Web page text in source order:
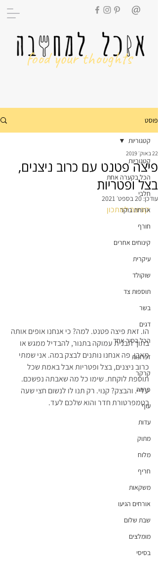
food your thoughts
פוסט
קטגוריות
הכל בקערה אחת
חלבי
ארוחת בוקר
חורף
קינוחים אחרים
עיקרית
שוקולד
תוספות צד
בשר
דגים
הכל בסיר אחד
זכרונות
קרקר
פרווה
עוף
עדות
מתוק
מלוח
חריף
משקאות
אורחים הגיעו
שבת שלום
מומלצים
בסיסי
קטגוריות
פיצה פטנט עם כרוב ניצנים,
בצל ופטריות
22 באוק׳ 2019
עודכן:20 בספט׳ 2021
קפיצה למתכון
הו. זאת פיצה פטנט. למה? כי אנחנו אופים אותה
בתוך תבנית עמוקה בתנור, להבדיל ממגש או
מאבן. פה אנחנו נותנים לבצק במה. אני שמתי
כרוב ניצנים, בצל ופטריות אבל באמת שכל
תוספת לוקחת. שימו כל מה שאבתה נפשכם.
עליי. והבצק? קנוי. רק תנו לו לנשום חצי שעה
בטמפרטורת חדר והוא שלכם לעד.